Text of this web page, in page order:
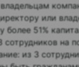
или
51%
на
из 3